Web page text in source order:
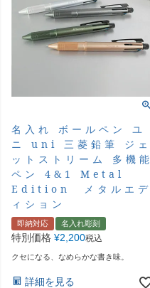
名入れ ボールペン ユ
ニ uni 三菱鉛筆 ジェ
ットストリーム 多機能
ペン 4&1 Metal
Edition メタルエデ
ィション
即納対応 名入れ彫刻
特別価格 ¥2,200税込
クセになる、なめらかな書き味。
詳細を見る